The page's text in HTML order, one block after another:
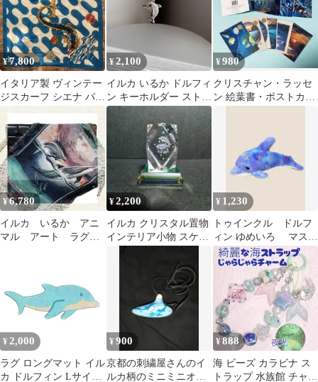
¥7,800
イタリア製 ヴィンテー
ジスカーフ シエナ パリ
フ 青
¥2,100
イルカ いるか ドルフィ
ン キーホルダー ストラ
ップ 縁起
¥980
クリスチャン・ラッセ
ン 絵葉書・ポストカー
¥6,780
イルカ いるか アニ
マル アート ラグ
¥2,200
イルカ クリスタル置物
インテリア小物 スケル
¥ 1,230
トゥインクル ドルフ
ィン ゆめいろ マスコ
ット ゆめかわ ぬいぐる
み
¥ 2,000
ラグ ロングマット イル
カ ドルフィン Lサイズ
¥900
京都の刺繍屋さんのイ
ルカ柄のミニミニオカ
¥888
海 ビーズ カラビナ ス
トラップ 水族館 チャー